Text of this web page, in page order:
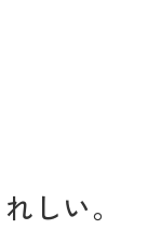
しい。